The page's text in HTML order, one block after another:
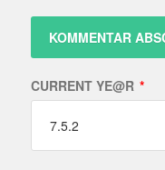
CURRENT YE@R *